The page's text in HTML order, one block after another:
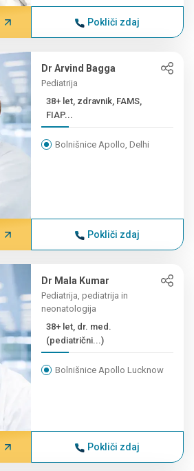
Pokliči zdaj
Dr Arvind Bagga
Pediatrija
38+ let, zdravnik, FAMS,
FIAP...
Bolnišnice Apollo, Delhi
Pokliči zdaj
Dr Mala Kumar
Pediatrija, pediatrija in
neonatologija
38+ let, dr. med.
(pediatrični...)
Bolnišnice Apollo Lucknow
Pokliči zdaj